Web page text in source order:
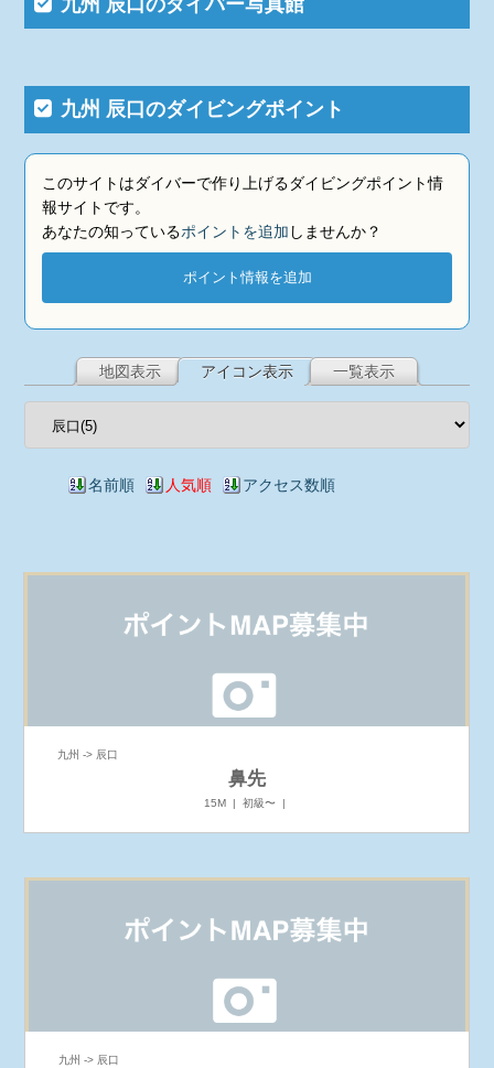
九州 辰口のダイビングポイント
このサイトはダイバーで作り上げるダイビングポイント情
報サイトです。
あなたの知っているポイントを追加 しませんか？
ポイント情報を追加
地図表示 アイコン表示 一覧表示
名前順 人気順 アクセス数順
九州 -> 辰口
鼻先
15M | 初級〜 |
九州 -> 辰口